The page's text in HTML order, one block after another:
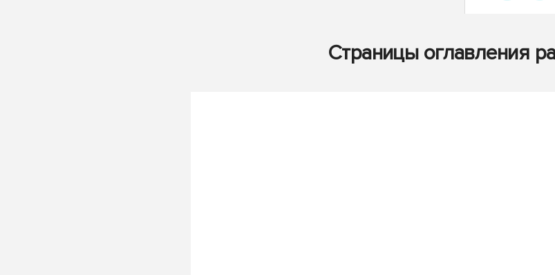
Страницы оглавления